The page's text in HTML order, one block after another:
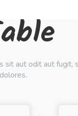
sit aut odit aut fugit,